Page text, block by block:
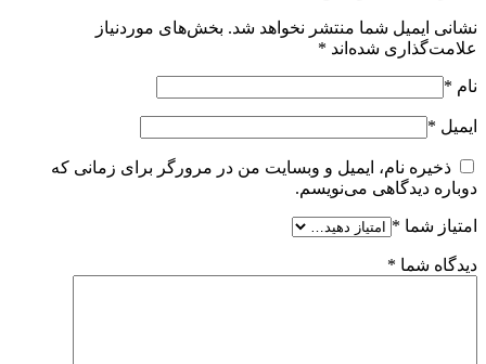
نشانی ایمیل شما منتشر نخواهد شد. بخش‌های موردنیاز
علامت‌گذاری شده‌اند *
نام *
ایمیل *
ذخیره نام، ایمیل و وبسایت من در مرورگر برای زمانی که
دوباره دیدگاهی می‌نویسم.
امتیاز شما *
دیدگاه شما *